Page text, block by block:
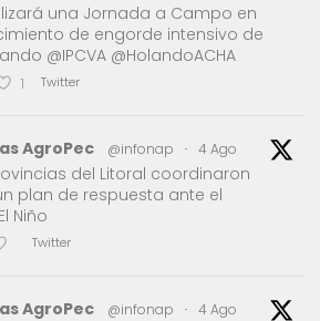
una Jornada a Campo en
de engorde intensivo de
@IPCVA @HolandoACHA
1 Twitter
AgroPec @infonap · 4 Ago
del Litoral coordinaron
plan de respuesta ante el
Niño
Twitter
AgroPec @infonap · 4 Ago